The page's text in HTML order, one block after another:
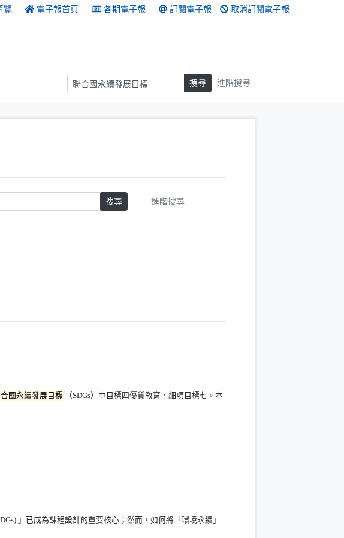
覽 電子報首頁 各期電子報 訂閱電子報 取消訂閱電子報
搜尋 搜尋 進階搜尋
搜尋 進階搜尋
開新視窗）
窗）
國永續發展目標 （SDGs）中目標四優質教育，細項目標七。本
」已成為課程設計的重要核心；然而，如何將「環境永續」